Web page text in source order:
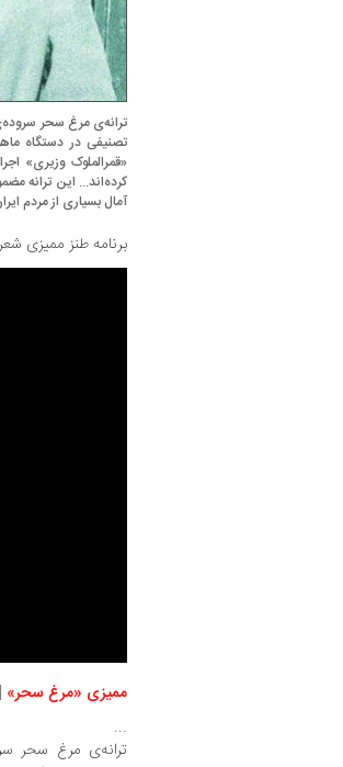
ترانه‌ی مرغ سحر
تصنیفی در دستگاه
«قمرالملوک وزیری»
کرده‌اند... این ترانه
آمال بسیاری از مردم
برنامه طنز ممیزی
ممیزی «مرغ سحر»
...
ترانه‌ی مرغ سحر